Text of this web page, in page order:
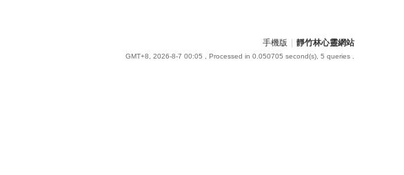
手機版 靜竹林心靈網站
GMT+8, 2026-8-7 00:05 , Processed in 0.050705 second(s), 5 queries .